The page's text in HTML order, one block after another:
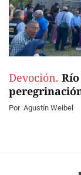
Devoción.
Por Agustín Weibel